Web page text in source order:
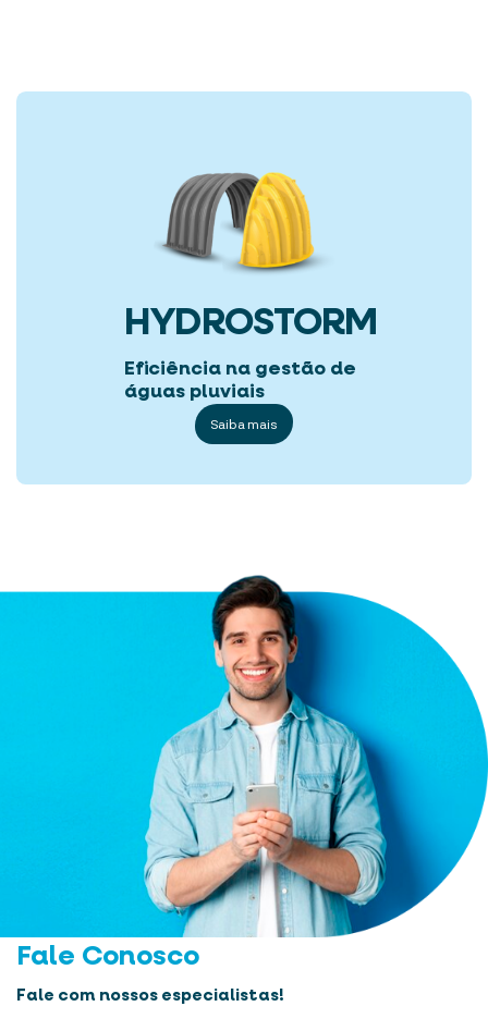
HYDROSTORM
Eficiência na gestão de
águas pluviais
Saiba mais
Fale Conosco
Fale com nossos especialistas!